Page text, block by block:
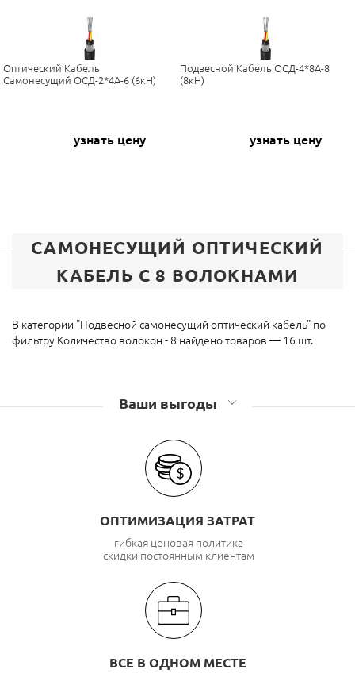
Оптический Кабель
Самонесущий ОСД-2*4А-6 (6кН)
узнать цену
Подвесной Кабель ОСД-4*8А-8
(8кН)
узнать цену
САМОНЕСУЩИЙ ОПТИЧЕСКИЙ
КАБЕЛЬ С 8 ВОЛОКНАМИ
В категории "Подвесной самонесущий оптический кабель" по
фильтру Количество волокон - 8 найдено товаров — 16 шт.
Ваши выгоды
ОПТИМИЗАЦИЯ ЗАТРАТ
гибкая ценовая политика
скидки постоянным клиентам
ВСЕ В ОДНОМ МЕСТЕ